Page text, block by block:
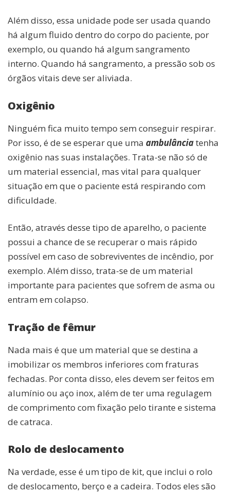
Além disso, essa unidade pode ser usada quando
há algum fluido dentro do corpo do paciente, por
exemplo, ou quando há algum sangramento
interno. Quando há sangramento, a pressão sob os
órgãos vitais deve ser aliviada.
Oxigênio
Ninguém fica muito tempo sem conseguir respirar.
Por isso, é de se esperar que uma ambulânciatenha
oxigênio nas suas instalações. Trata-se não só de
um material essencial, mas vital para qualquer
situação em que o paciente está respirando com
dificuldade.
Então, através desse tipo de aparelho, o paciente
possui a chance de se recuperar o mais rápido
possível em caso de sobreviventes de incêndio, por
exemplo. Além disso, trata-se de um material
importante para pacientes que sofrem de asma ou
entram em colapso.
Tração de fêmur
Nada mais é que um material que se destina a
imobilizar os membros inferiores com fraturas
fechadas. Por conta disso, eles devem ser feitos em
alumínio ou aço inox, além de ter uma regulagem
de comprimento com fixação pelo tirante e sistema
de catraca.
Rolo de deslocamento
Na verdade, esse é um tipo de kit, que inclui o rolo
de deslocamento, berço e a cadeira. Todos eles são